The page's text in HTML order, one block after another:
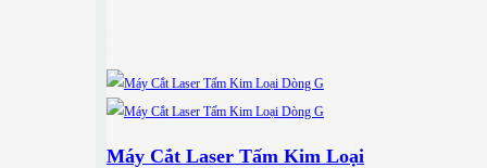
Máy Cắt Laser Tấm Kim Loại